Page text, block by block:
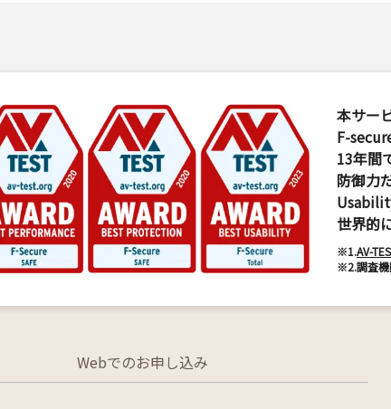
本サー
F-
13年間
防御力
世界的
※1.AV-
※2.調査
Webでのお申し込み